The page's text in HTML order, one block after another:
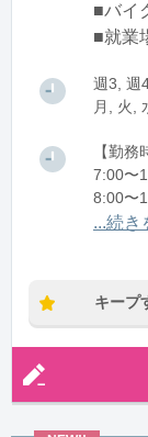
■バイ
■就業
週3, 週
月, 火,
【勤
7:00〜
8:00〜
12:00
...続き
キープ